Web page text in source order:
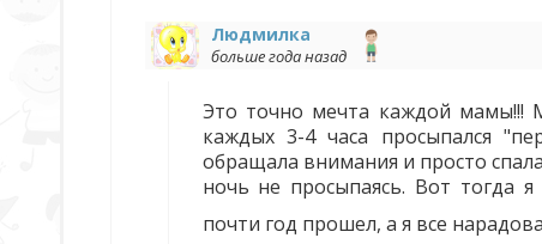
Людмилка
больше года назад
Это точно мечта каждой мамы!!!
каждых 3-4 часа просыпался
обращала внимания и просто
ночь не просыпаясь. Вот тогда
почти год прошел, а я все